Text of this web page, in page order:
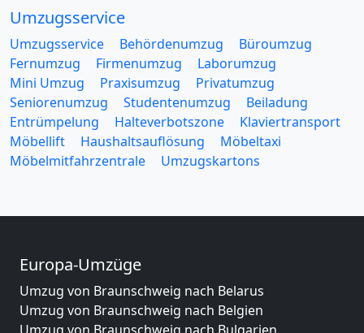
Umzugsservice
Umzugsservice Behördenumzug
Büroumzug
Fernumzug
Firmenumzug
Laborumzug
Mini Umzug
Praxisumzug
Privatumzug
Seniorenumzug
Studentenumzug
Beiladung
Entrümpelung
Halteverbotszone
Klaviertransport
Möbellift
Haushaltsauflösung
Möbeltaxi
Möbelmitfahrzentrale
Umzugskartons
Europa-Umzüge
Umzug von Braunschweig nach Belarus
Umzug von Braunschweig nach Belgien
Umzug von Braunschweig nach Bulgarien